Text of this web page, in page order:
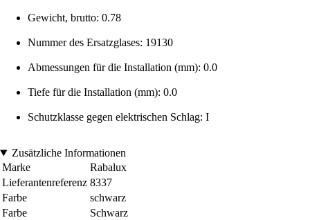
Gewicht, brutto: 0.78
Nummer des Ersatzglases: 19130
Abmessungen für die Installation (mm): 0.0
Tiefe für die Installation (mm): 0.0
Schutzklasse gegen elektrischen Schlag: I
Zusätzliche Informationen
Marke
Rabalux
Lieferantenreferenz 8337
Farbe
schwarz
Farbe
Schwarz